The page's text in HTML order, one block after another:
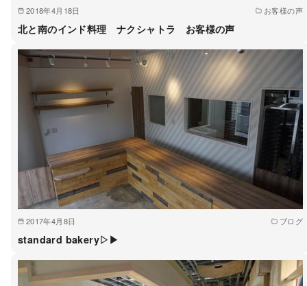
2018年4月18日 お客様の声
北と南のインド料理 ナクシャトラ お客様の声
2017年4月8日 ブログ
standard bakery▷▶︎